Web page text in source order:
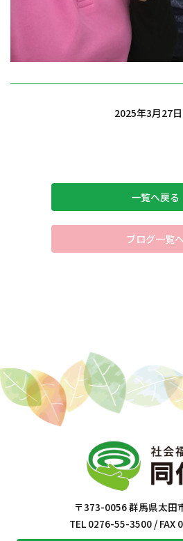
2025年3月27
一覧へ戻る
ブログ一覧へ
〒373-0056 群馬県太田
TEL 0276-55-3500 / FAX